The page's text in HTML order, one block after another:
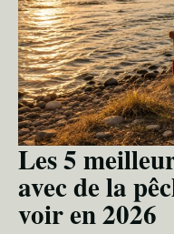
Les 5
avec de la
voir en 2026